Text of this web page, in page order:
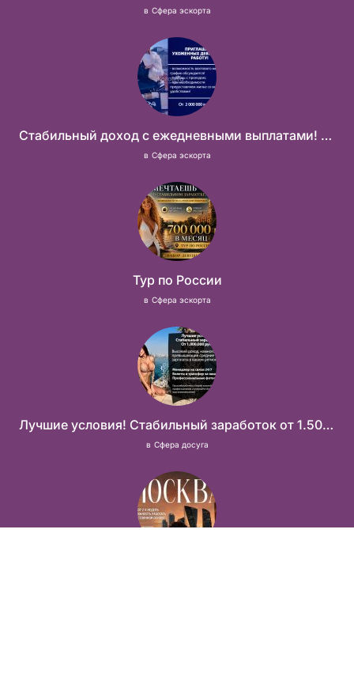
в Сфера эскорта
Стабильный доход с ежедневными выплатами! Без посредников
в Сфера эскорта
Тур по России
в Сфера эскорта
Лучшие условия! Стабильный заработок от 1.500.000₽
в Сфера досуга